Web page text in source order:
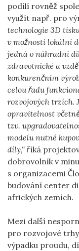
podílí rovněž
využít např. pro
technologie 3D
v možnosti lokální
jedná o náhradní
zdravotnické a
konkurenčním
celou řadu
rozvojových trzích.
opravitelnost
tzv.
modelu nutné
díly,“ říká
dobrovolník v
s organizacemi
budování center
afrických zemích.
Mezi další
pro rozvojové
výpadku proudu,